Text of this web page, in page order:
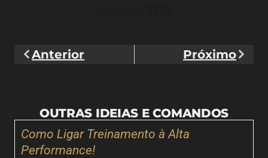
Anterior Próximo
OUTRAS IDEIAS E COMANDOS
Como Ligar Treinamento à Alta
Performance!